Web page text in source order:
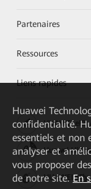
Partenaires
Ressources
Liens rapides
HUAWEI eKit
Huawei
HUAWEI eFly
Huawei
confidentialité.
essentiels et non
analyser et
vous proposer
de notre site. En